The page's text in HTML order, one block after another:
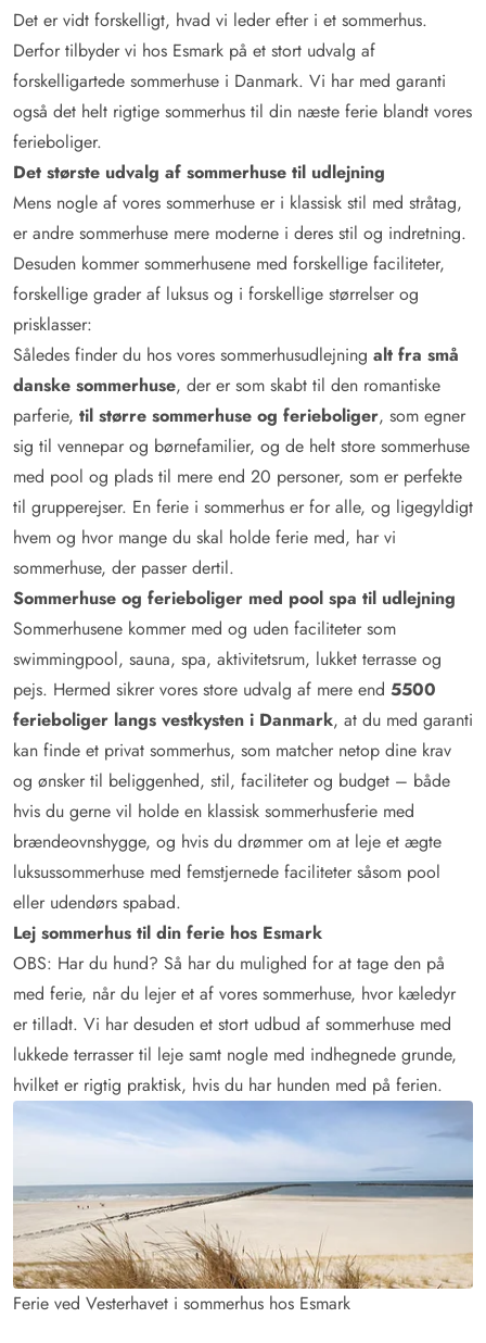
Det er vidt forskelligt, hvad vi leder efter i et sommerhus.
Derfor tilbyder vi hos Esmark på et stort udvalg af
forskelligartede sommerhuse i Danmark. Vi har med garanti
også det helt rigtige sommerhus til din næste ferie blandt vores
ferieboliger.
Det største udvalg af sommerhuse til udlejning
Mens nogle af vores sommerhuse er i klassisk stil med stråtag,
er andre sommerhuse mere moderne i deres stil og indretning.
Desuden kommer sommerhusene med forskellige faciliteter,
forskellige grader af luksus og i forskellige størrelser og
prisklasser:
Således finder du hos vores sommerhusudlejning alt fra små
danske sommerhuse, der er som skabt til den romantiske
parferie, til større sommerhuse og ferieboliger, som egner
sig til vennepar og børnefamilier, og de helt store sommerhuse
med pool og plads til mere end 20 personer, som er perfekte
til grupperejser. En ferie i sommerhus er for alle, og ligegyldigt
hvem og hvor mange du skal holde ferie med, har vi
sommerhuse, der passer dertil.
Sommerhuse og ferieboliger med pool spa til udlejning
Sommerhusene kommer med og uden faciliteter som
swimmingpool, sauna, spa, aktivitetsrum, lukket terrasse og
pejs. Hermed sikrer vores store udvalg af mere end 5500
ferieboliger langs vestkysten i Danmark, at du med garanti
kan finde et privat sommerhus, som matcher netop dine krav
og ønsker til beliggenhed, stil, faciliteter og budget – både
hvis du gerne vil holde en klassisk sommerhusferie med
brændeovnshygge, og hvis du drømmer om at leje et ægte
luksussommerhuse med femstjernede faciliteter såsom pool
eller udendørs spabad.
Lej sommerhus til din ferie hos Esmark
OBS: Har du hund? Så har du mulighed for at tage den på
med ferie, når du lejer et af vores sommerhuse, hvor kæledyr
er tilladt. Vi har desuden et stort udbud af sommerhuse med
lukkede terrasser til leje samt nogle med indhegnede grunde,
hvilket er rigtig praktisk, hvis du har hunden med på ferien.
Ferie ved Vesterhavet i sommerhus hos Esmark